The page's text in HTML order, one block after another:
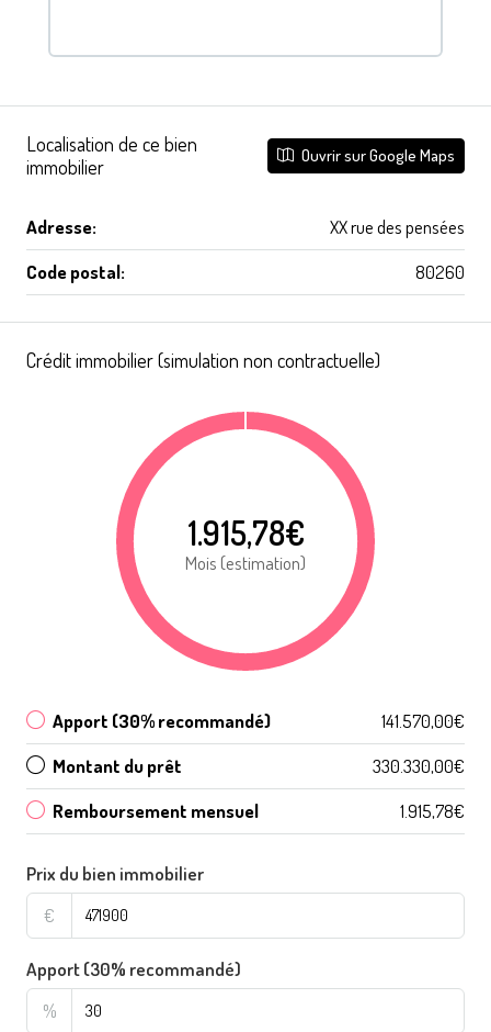
Localisation de ce bien
immobilier
Ouvrir sur Google Maps
Adresse:
XX rue des pensées
Code postal:
80260
Crédit immobilier (simulation non contractuelle)
1.915,78€
Mois (estimation)
Apport (30% recommandé)
141.570,00€
Montant du prêt
330.330,00€
Remboursement mensuel
1.915,78€
Prix du bien immobilier
€
Apport (30% recommandé)
%